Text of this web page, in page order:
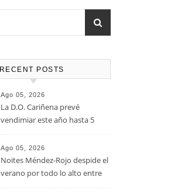
RECENT POSTS
Ago 05, 2026
La D.O. Cariñena prevé
vendimiar este año hasta 5
que en 2025
Ago 05, 2026
Noites Méndez-Rojo despide el
verano por todo lo alto entre